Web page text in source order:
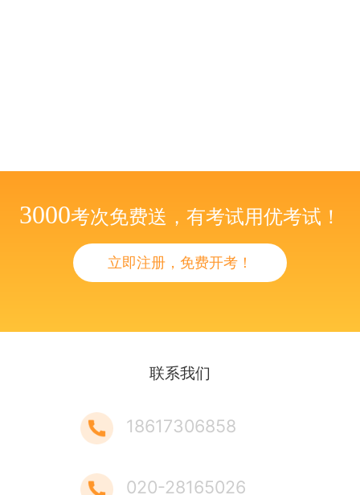
3000考次免费送，有考试用优考试！
立即注册，免费开考！
联系我们
18617306858
020-28165026